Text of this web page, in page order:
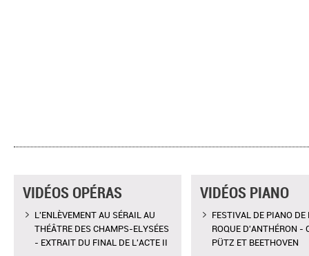
VIDÉOS OPÉRAS
L'ENLÈVEMENT AU SÉRAIL AU
THÉÂTRE DES CHAMPS-ELYSÉES
- EXTRAIT DU FINAL DE L'ACTE II
VIDÉOS PIANO
FESTIVAL DE PIANO DE
ROQUE D'ANTHÉRON -
PÜTZ ET BEETHOVEN